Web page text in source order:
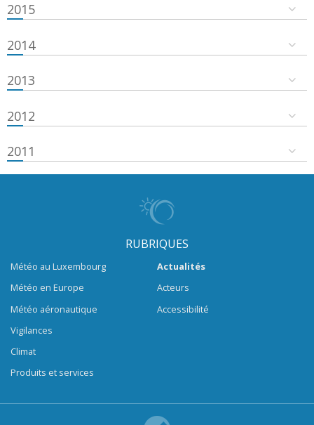
2015
2014
2013
2012
2011
RUBRIQUES
Météo au Luxembourg
Météo en Europe
Météo aéronautique
Vigilances
Climat
Produits et services
Actualités
Acteurs
Accessibilité